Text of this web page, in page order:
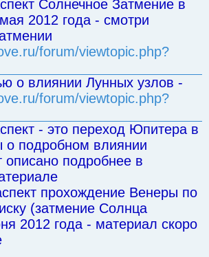
Солнечное Затмение в
2012 года - смотри
forum/viewtopic.php?
о влиянии Лунных узлов -
forum/viewtopic.php?
- это переход Юпитера в
о подробном влиянии
описано подробнее в
прохождение Венеры по
(затмение Солнца
2012 года - материал скоро